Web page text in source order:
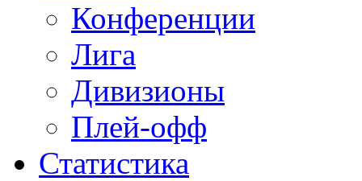
Конференции
Лига
Дивизионы
Плей-офф
Статистика